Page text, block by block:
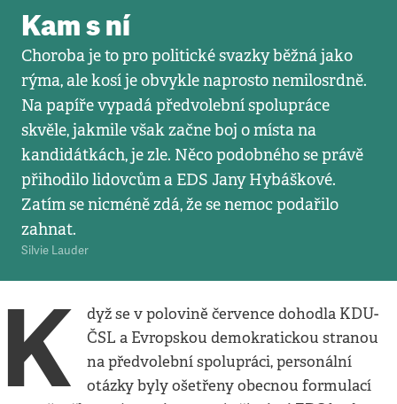
Kam s ní
Choroba je to pro politické svazky běžná jako
rýma, ale kosí je obvykle naprosto nemilosrdně.
Na papíře vypadá předvolební spolupráce
skvěle, jakmile však začne boj o místa na
kandidátkách, je zle. Něco podobného se právě
přihodilo lidovcům a EDS Jany Hybáškové.
Zatím se nicméně zdá, že se nemoc podařilo
zahnat.
Silvie Lauder
K
dyž se v polovině července dohodla KDU-
ČSL a Evropskou demokratickou stranou
na předvolební spolupráci, personální
otázky byly ošetřeny obecnou formulací